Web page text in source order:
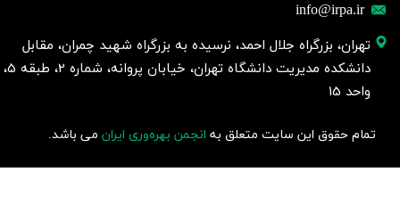
info@irpa.ir
تهران، بزرگراه جلال احمد، نرسیده به بزرگراه شهید چمران، مقابل
دانشکده مدیریت دانشگاه تهران، خیابان پروانه، شماره 2، طبقه 5،
واحد 15
تمام حقوق این سایت متعلق به انجمن بهره‌وری ایران می باشد.